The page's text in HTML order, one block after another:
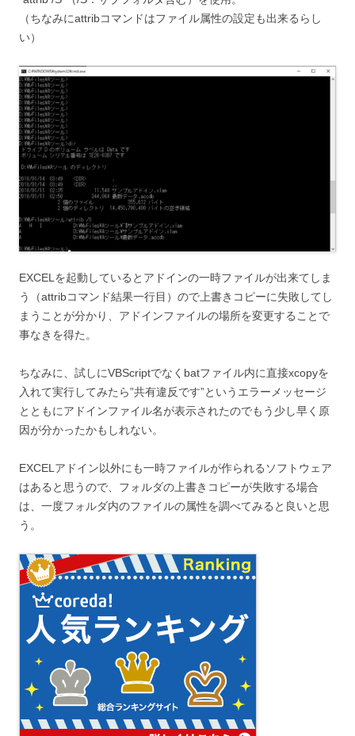
（ちなみにattribコマンドはファイル属性の設定も出来るらし
い）
EXCELを起動しているとアドインの一時ファイルが出来てしま
う（attribコマンド結果一行目）ので上書きコピーに失敗してし
まうことが分かり、アドインファイルの場所を変更することで
事なきを得た。
ちなみに、試しにVBScriptでなくbatファイル内に直接xcopyを
入れて実行してみたら”共有違反です”というエラーメッセージ
とともにアドインファイル名が表示されたのでもう少し早く原
因が分かったかもしれない。
EXCELアドイン以外にも一時ファイルが作られるソフトウェア
はあると思うので、フォルダの上書きコピーが失敗する場合
は、一度フォルダ内のファイルの属性を調べてみると良いと思
う。